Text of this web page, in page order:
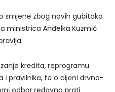
smjene zbog novih gubitaka
ministrica Anđelka Kuzmić
kredita, reprogramu
pravilnika, te o cijeni drvno-
odbor redovno prati